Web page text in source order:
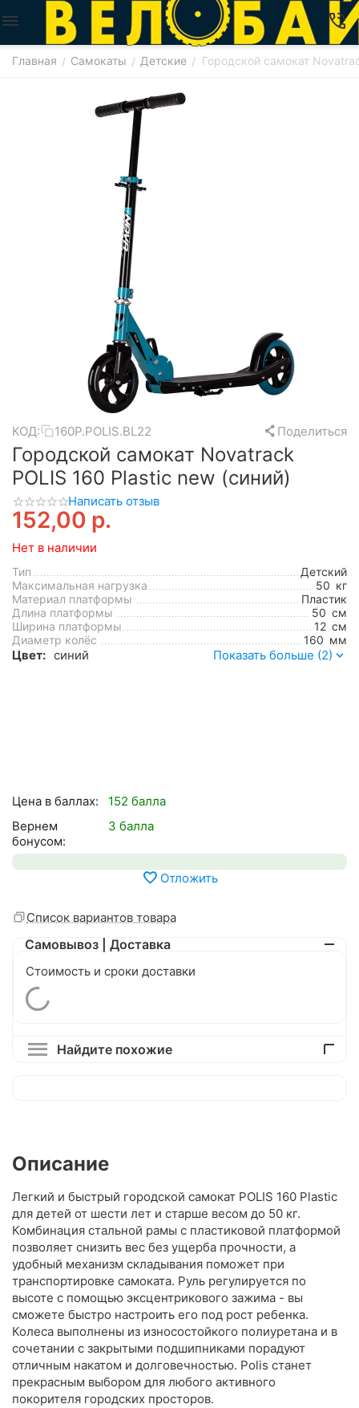
Главная / Самокаты / Детские / Городской самокат
КОД: 160P.POLIS.BL22 Поделиться
Городской самокат Novatrack
POLIS 160 Plastic new (синий)
Написать отзыв
152,00 р.
Нет в наличии
Тип
Детский
Максимальная нагрузка
50 кг
Материал платформы
Пластик
Длина платформы
50 см
Ширина платформы
12 см
Диаметр колёс
160 мм
Цвет: синий Показать больше (2)
Цена в баллах:
152 балла
Вернем
бонусом:
3 балла
Отложить
Список вариантов товара
Самовывоз | Доставка
Стоимость и сроки доставки
Найдите похожие
Описание
Легкий и быстрый городской самокат POLIS 160 Plastic
для детей от шести лет и старше весом до 50 кг.
Комбинация стальной рамы с пластиковой платформой
позволяет снизить вес без ущерба прочности, а
удобный механизм складывания поможет при
транспортировке самоката. Руль регулируется по
высоте с помощью эксцентрикового зажима - вы
сможете быстро настроить его под рост ребенка.
Колеса выполнены из износостойкого полиуретана и в
сочетании с закрытыми подшипниками порадуют
отличным накатом и долговечностью. Polis станет
прекрасным выбором для любого активного
покорителя городских просторов.